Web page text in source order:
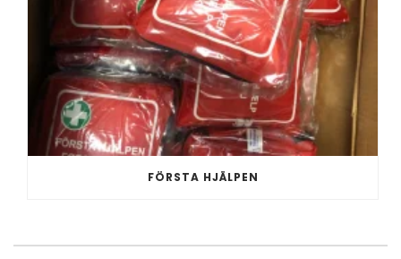
FÖRSTA HJÄLPEN